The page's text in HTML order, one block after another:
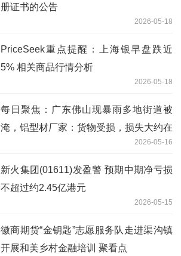
册证书的公告
2026-05-18
PriceSeek重点提醒：上海银早盘跌近
5% 相关商品行情分析
2026-05-18
每日聚焦：广东佛山现暴雨多地街道被
淹，铝型材厂家：货物受损，损失大约在
2026-05-16
新火集团(01611)发盈警 预期中期净亏损
不超过约2.45亿港元
2026-05-15
徽商期货“金钥匙”志愿服务队走进渠沟镇
开展和美乡村金融培训 聚看点